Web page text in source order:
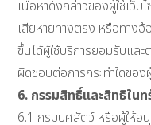
เนื้อหาดังกล่าวของผู้ใช้เว็บ
เสียหายทางตรง หรือทาง
ขึ้นได้ผู้ใช้บริการยอมรับแล
ผิดชอบต่อการกระทำใดของ
6. กรรมสิทธิ์และสิทธิใ
6.1 กรมปศุสัตว์ หรือผู้ให้